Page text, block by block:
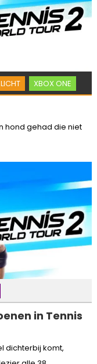
XBOX ONE
hond gehad die niet
in Tennis
dichterbij komt,